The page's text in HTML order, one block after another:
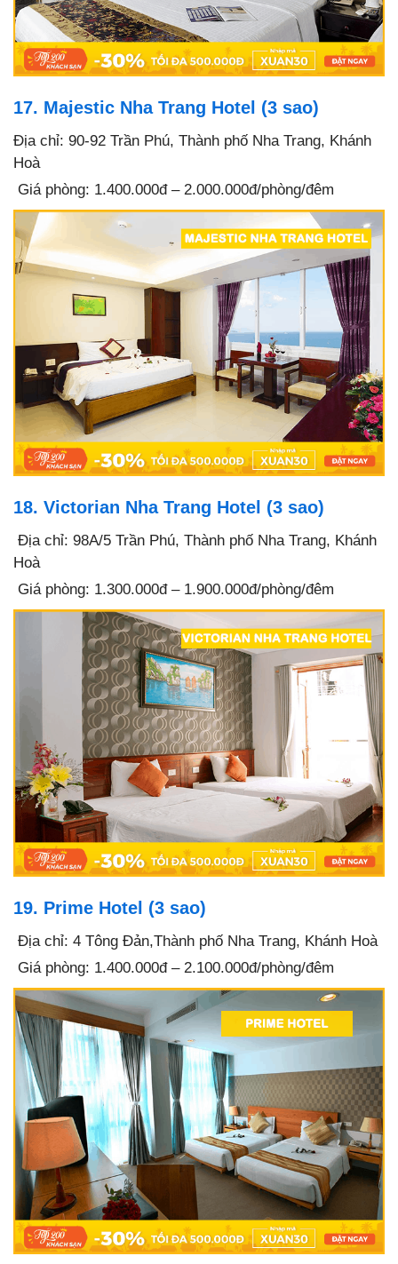
17. Majestic Nha Trang Hotel (3 sao)
Địa chỉ: 90-92 Trần Phú, Thành phố Nha Trang, Khánh
Hoà
Giá phòng: 1.400.000đ – 2.000.000đ/phòng/đêm
18. Victorian Nha Trang Hotel (3 sao)
Địa chỉ: 98A/5 Trần Phú, Thành phố Nha Trang, Khánh
Hoà
Giá phòng: 1.300.000đ – 1.900.000đ/phòng/đêm
19. Prime Hotel (3 sao)
Địa chỉ: 4 Tông Đản,Thành phố Nha Trang, Khánh Hoà
Giá phòng: 1.400.000đ – 2.100.000đ/phòng/đêm